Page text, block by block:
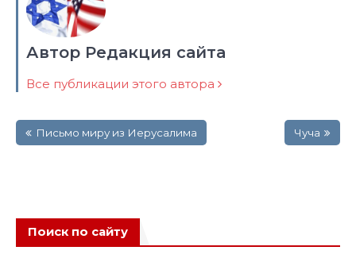
Автор Редакция сайта
Все публикации этого автора
по Письмо миру из Иерусалима Чуча
Поиск по сайту